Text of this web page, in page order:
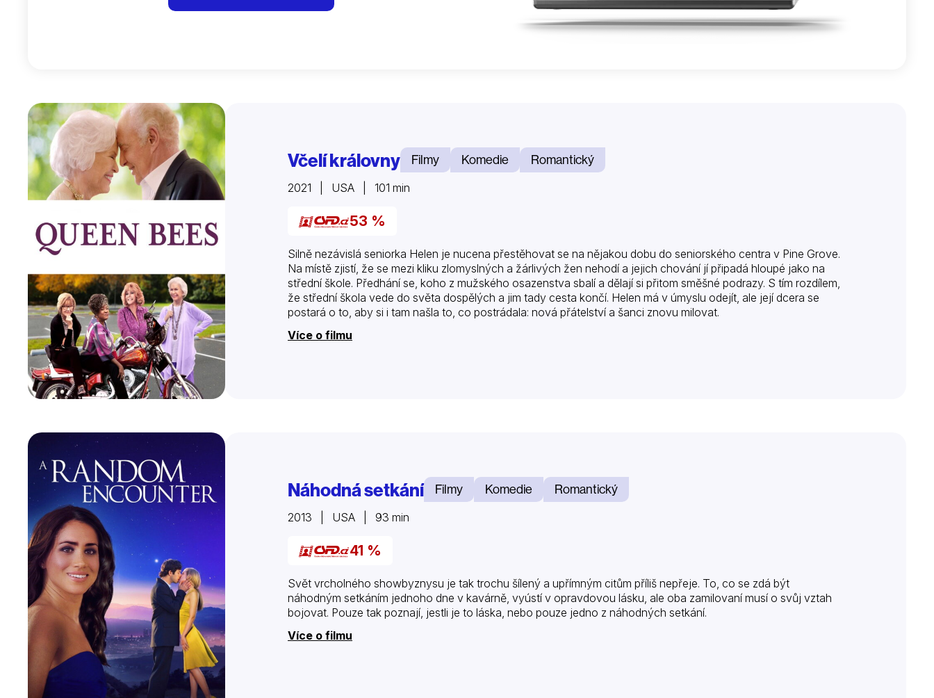
Včelí královny Filmy Komedie Romantický
2021 | USA | 101 min
53 %
Silně nezávislá seniorka Helen je nucena přestěhovat se na nějakou dobu do seniorského centra v Pine Grove.
Na místě zjistí, že se mezi kliku zlomyslných a žárlivých žen nehodí a jejich chování jí připadá hloupé jako na
střední škole. Předhání se, koho z mužského osazenstva sbalí a dělají si přitom směšné podrazy. S tím rozdílem,
že střední škola vede do světa dospělých a jim tady cesta končí. Helen má v úmyslu odejít, ale její dcera se
postará o to, aby si i tam našla to, co postrádala: nová přátelství a šanci znovu milovat.
Více o filmu
Náhodná setkání Filmy Komedie Romantický
2013 | USA | 93 min
41 %
Svět vrcholného showbyznysu je tak trochu šílený a upřímným citům příliš nepřeje. To, co se zdá být
náhodným setkáním jednoho dne v kavárně, vyústí v opravdovou lásku, ale oba zamilovaní musí o svůj vztah
bojovat. Pouze tak poznají, jestli je to láska, nebo pouze jedno z náhodných setkání.
Více o filmu